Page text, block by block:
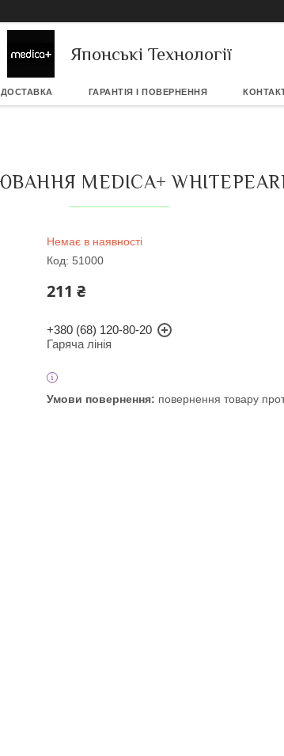
Японські Технології
ДОСТАВКА ГАРАНТІЯ І ПОВЕРНЕННЯ
MEDICA+
Немає в наявності
Код: 51000
211 ₴
+380 (68) 120-80-20
Гаряча лінія
повернення товару